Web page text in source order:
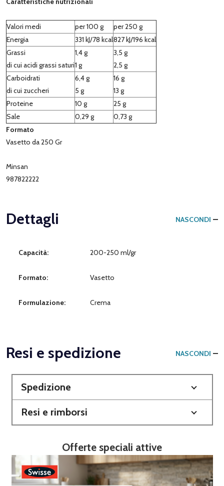
Valori medi per 100 g
per 250 g
Energia
331 kJ/78 kcal827 kJ/196 kcal
Grassi
di cui acidi grassi saturi
1,4 g
1 g
3,5 g
2,5 g
Carboidrati
di cui zuccheri
6,4 g
5 g
16 g
13 g
Proteine
10 g
25 g
Sale
0,29 g
0,73 g
Formato
Vasetto da 250 Gr
Minsan
987822222
Dettagli NASCONDI
Capacità: 200-250 ml/gr
Formato: Vasetto
Formulazione: Crema
Resi e spedizione NASCONDI
Spedizione
Resi e rimborsi
Offerte speciali attive